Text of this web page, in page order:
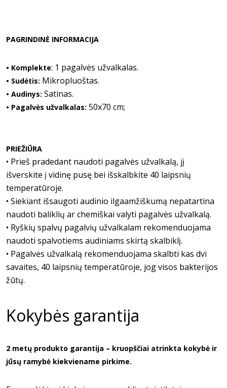
PAGRINDINĖ INFORMACIJA
• Komplekte: 1 pagalvės užvalkalas.
• Sudėtis: Mikropluoštas.
• Audinys: Satinas.
• Pagalvės užvalkalas: 50x70 cm;
PRIEŽIŪRA
• Prieš pradedant naudoti pagalvės užvalkalą, jį
išverskite į vidinę pusę bei išskalbkite 40 laipsnių
temperatūroje.
• Siekiant išsaugoti audinio ilgaamžiškumą nepatartina
naudoti baliklių ar chemiškai valyti pagalvės užvalkalą.
• Ryškių spalvų pagalvių užvalkalam rekomenduojama
naudoti spalvotiems audiniams skirtą skalbiklį.
• Pagalvės užvalkalą rekomenduojama skalbti kas dvi
savaites, 40 laipsnių temperatūroje, jog visos bakterijos
žūtų.
Kokybės garantija
2 metų produkto garantija – kruopščiai atrinkta kokybė ir
jūsų ramybė kiekviename pirkime.